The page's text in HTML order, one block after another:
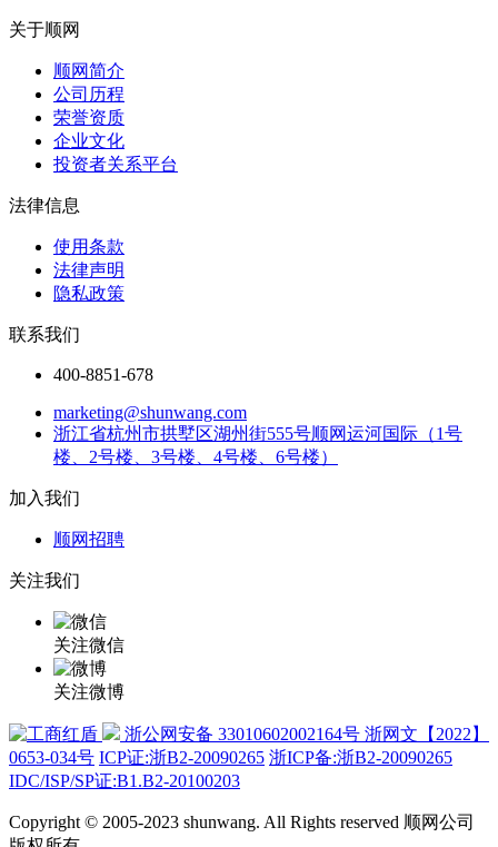
关于顺网
顺网简介
公司历程
荣誉资质
企业文化
投资者关系平台
法律信息
使用条款
法律声明
隐私政策
联系我们
400-8851-678
marketing@shunwang.com
浙江省杭州市拱墅区湖州街555号顺网运河国际（1号
楼、2号楼、3号楼、4号楼、6号楼）
加入我们
顺网招聘
关注我们
关注微信
关注微博
浙公网安备 33010602002164号 浙网文【2022】
0653-034号 ICP证:浙B2-20090265 浙ICP备:浙B2-20090265
IDC/ISP/SP证:B1.B2-20100203
Copyright © 2005-2023 shunwang. All Rights reserved 顺网公司